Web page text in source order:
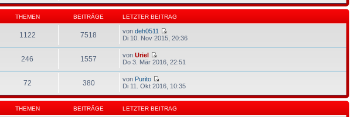
THEMEN BEITRÄGE LETZTER BEITRAG
1122 7518 vondeh0511
Di 10. Nov 2015, 20:36
246 1557 vonUriel
Do 3. Mär 2016, 22:51
72 380 von Purito
Di 11. Okt 2016, 10:35
THEMEN BEITRÄGE LETZTER BEITRAG